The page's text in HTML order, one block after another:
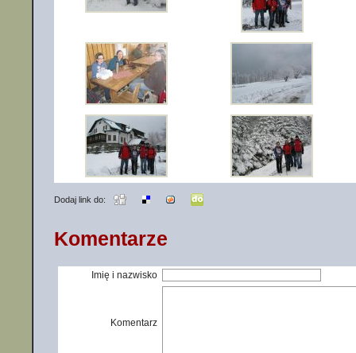
Dodaj link do:
Komentarze
Imię i nazwisko
Komentarz